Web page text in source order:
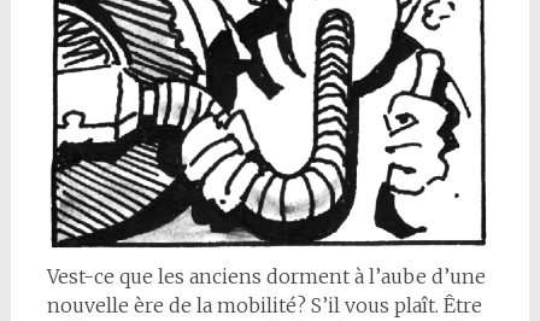
Vest-ce que les anciens dorment à l’aube d’une
nouvelle ère de la mobilité? S’il vous plaît. Être